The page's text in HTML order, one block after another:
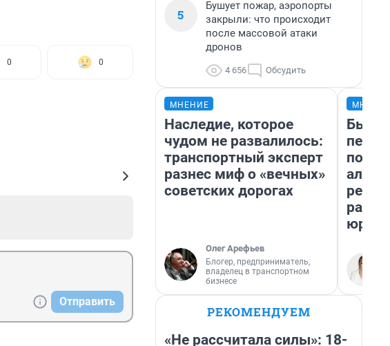
0 0
Отправить
5
Бушует пожар, аэропорты
закрыли: что происходит
после массовой атаки
дронов
4 656 Обсудить
МНЕНИЕ
Наследие, которое
чудом не развалилось:
транспортный эксперт
разнес миф о «вечных»
советских дорогах
Олег Арефьев
Блогер, предприниматель,
владелец в транспортном
бизнесе
Был
РЕКОМЕНДУЕМ
«Не рассчитала силы»: 18-